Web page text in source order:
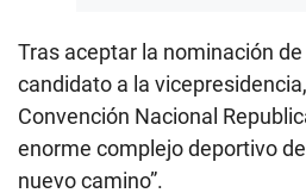
Tras aceptar la nominación
candidato a la
Convención Nacional
enorme complejo deportivo
nuevo camino”.